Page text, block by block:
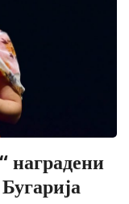
наградени